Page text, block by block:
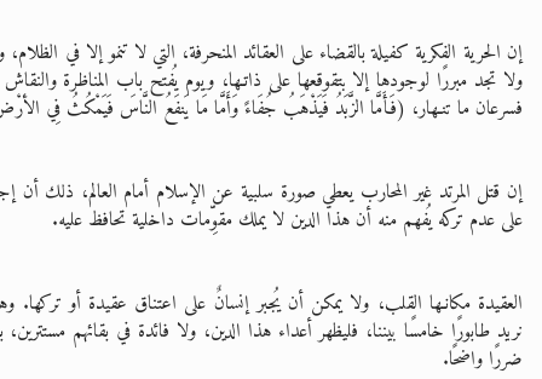
إن الحرية الفكرية كفيلة بالقضاء على العقائد المنحرفة، التي لا تنمو إلا في
ولا تجد مبررًا لوجودها إلا بتقوقعها على ذاتـها، ويوم يُفتح باب المناظرة
فسرعان ما تنـهار، (فَأَمَّا الزَّبَدُ فَيَذْهَبُ جُفَاءً وَأَمَّا مَا يَنفَعُ النَّاسَ فَيَمْكُثُ فِي
إن قتل المرتد غير المحارب يعطي صورة سلبية عن الإسلام أمام العالم، ذلك أن
على عدم تركه يُفهم منه أن هذا الدين لا يملك مقوِّمات داخلية تحافظ عليه.
العقيدة مكانـها القلب، ولا يمكن أن يُجبر إنسانٌ على اعتناق عقيدة أو تركها.
نريد طابورًا خامسًا بيننا، فليظهر أعداء هذا الدين، ولا فائدة في بقائهم
ضررًا واضحًا.